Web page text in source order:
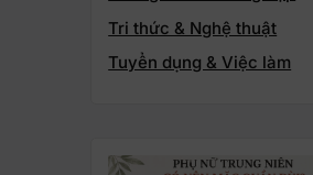
Tri thức & Nghệ thuật
Tuyển dụng & Việc làm